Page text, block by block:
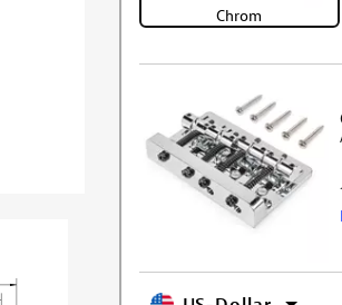
Chrom